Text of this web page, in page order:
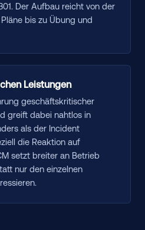
Der Aufbau reicht von der
bis zu Übung und
Leistungen
geschäftskritischer
greift dabei nahtlos in
als der Incident
die Reaktion auf
setzt breiter an Betrieb
nur den einzelnen